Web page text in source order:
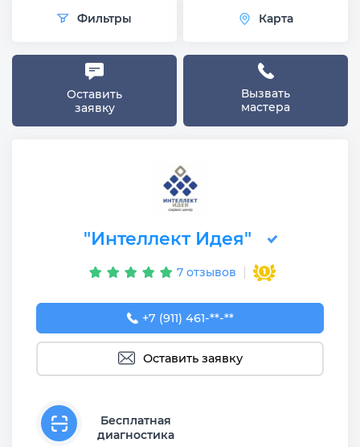
Фильтры Карта
Оставить
заявку
Вызвать
мастера
"Интеллект Идея"
7 отзывов
+7 (911) 461-90-82
+7 (911) 461-**-**
Оставить заявку
Бесплатная
диагностика